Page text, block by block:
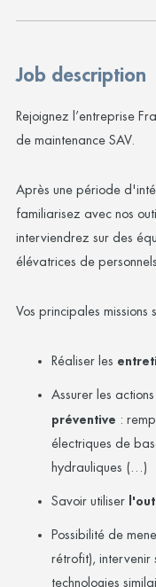
Job description
Rejoignez l’entreprise
de maintenance SAV.
Après une période
familiarisez avec nos
interviendrez sur des
élévatrices de
Vos principales missions
Réaliser les
Assurer les
préventive :
électriques de
hydrauliques (…)
Savoir utiliser
Possibilité de
rétrofit), intervenir
technologies